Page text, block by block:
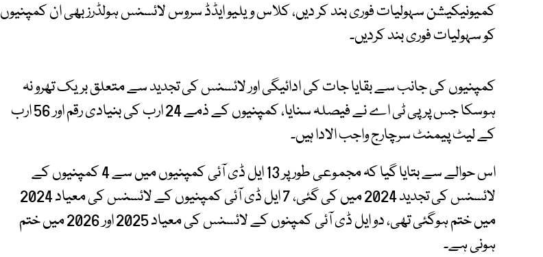
کمیونیکیشن سہولیات فوری بند کر دیں، کلاس ویلیو ایڈڈ سروس لائسنس ہولڈرز بھی ان کمپنیوں
کو سہولیات فوری بند کردیں۔
کمپنیوں کی جانب سے بقایا جات کی ادائیگی اور لائسنس کی تجدید سے متعلق بریک تھرو نہ
ہوسکا جس پر پی ٹی اے نے فیصلہ سنایا، کمپنیوں کے ذمے 24 ارب کی بنیادی رقم اور 56 ارب
کے لیٹ پیمنٹ سرچارج واجب الادا ہیں۔
اس حوالے سے بتایا گیا کہ مجموعی طور پر 13 ایل ڈی آئی کمپنیوں میں سے 4 کمپنیوں کے
لائسنس کی تجدید 2024 میں کی گئی، 7 ایل ڈی آئی کمپنیوں کے لائسنس کی معیاد 2024
میں ختم ہوگئی تھی، دو ایل ڈی آئی کمپنوں کے لائسنس کی معیاد 2025 اور 2026 میں ختم
ہونی ہے۔